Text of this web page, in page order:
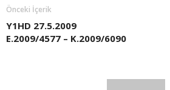
Önceki İçerik
Y1HD 27.5.2009
E.2009/4577 – K.2009/6090